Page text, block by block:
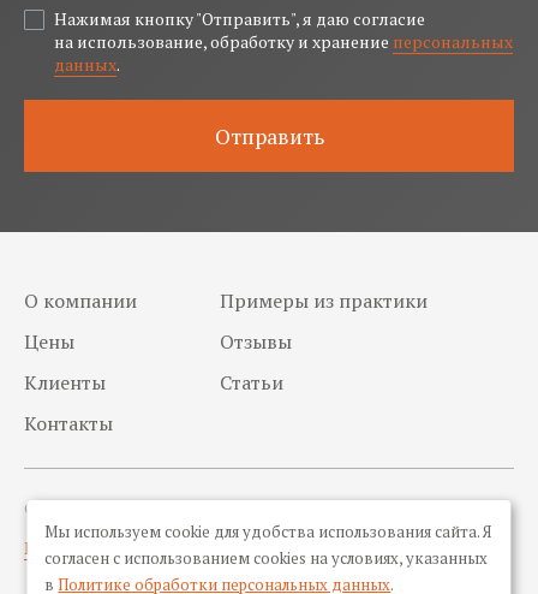
Нажимая кнопку "Отправить", я даю согласие
на использование, обработку и хранение персональных
данных.
О компании
Примеры из практики
Цены
Отзывы
Клиенты
Статьи
Контакты
© 2010 - 2025 ЮК «Стандарт Права»
Политика конфиденциальности
Мы используем cookie для удобства использования сайта. Я
согласен с использованием cookies на условиях, указанных
вПолитике обработки персональных данных.